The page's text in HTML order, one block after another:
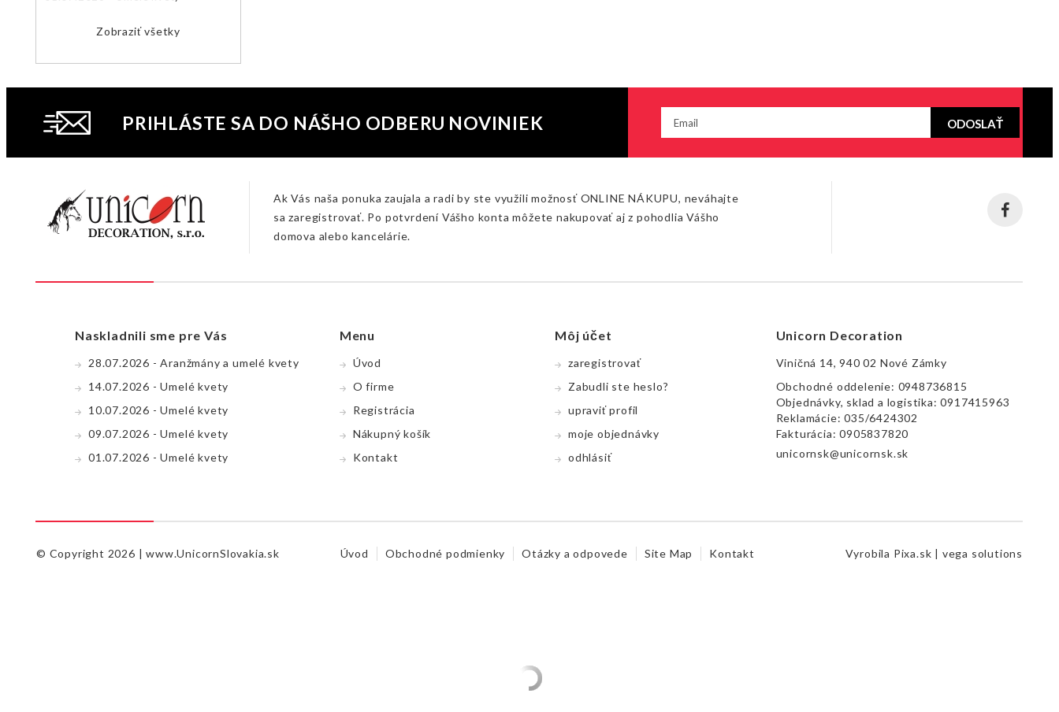
Zobraziť všetky
PRIHLÁSTE SA DO NÁŠHO ODBERU NOVINIEK ODOSLAŤ
Ak Vás naša ponuka zaujala a radi by ste využili možnosť ONLINE NÁKUPU, neváhajte
sa zaregistrovať. Po potvrdení Vášho konta môžete nakupovať aj z pohodlia Vášho
domova alebo kancelárie.
Naskladnili sme pre Vás
28.07.2026 - Aranžmány a umelé kvety
14.07.2026 - Umelé kvety
10.07.2026 - Umelé kvety
09.07.2026 - Umelé kvety
01.07.2026 - Umelé kvety
Menu
Úvod
O firme
Registrácia
Nákupný koší­k
Kontakt
Môj účet
zaregistrovať
Zabudli ste heslo?
upraviť profil
moje objednávky
odhlásiť
Unicorn Decoration
Viničná 14, 940 02 Nové Zámky
Obchodné oddelenie: 0948736815
Objednávky, sklad a logistika:0917415963
Reklamácie:035/6424302
Fakturácia:0905837820
unicornsk@unicornsk.sk
© Copyright 2026 |www.UnicornSlovakia.sk Úvod Obchodné podmienky Otázky a odpovede Site Map Kontakt Vyrobila Pixa.sk | vega solutions